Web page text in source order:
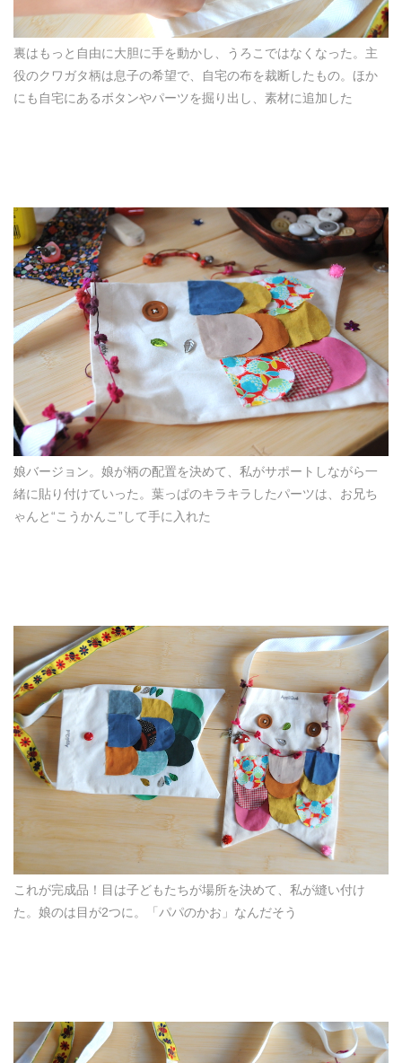
裏はもっと自由に大胆に手を動かし、うろこではなくなった。主
役のクワガタ柄は息子の希望で、自宅の布を裁断したもの。ほか
にも自宅にあるボタンやパーツを掘り出し、素材に追加した
娘バージョン。娘が柄の配置を決めて、私がサポートしながら一
緒に貼り付けていった。葉っぱのキラキラしたパーツは、お兄ち
ゃんと“こうかんこ”して手に入れた
これが完成品！目は子どもたちが場所を決めて、私が縫い付け
た。娘のは目が2つに。「パパのかお」なんだそう